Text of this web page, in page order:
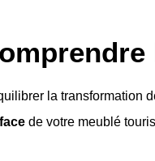
la transformation
de votre meublé